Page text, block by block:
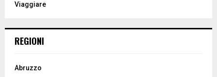
Viaggiare
REGIONI
Abruzzo